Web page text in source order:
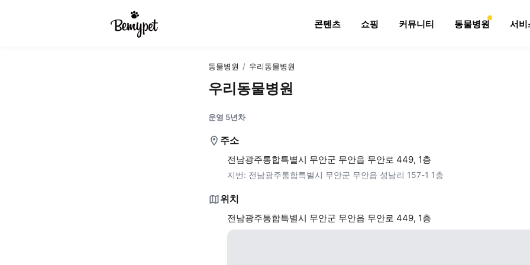
콘텐츠 쇼핑 커뮤니티 동물병원 서비
동물병원 / 우리동물병원
우리동물병원
운영 5년차
주소
전남광주통합특별시 무안군 무안읍 무안로 449, 1층
지번: 전남광주통합특별시 무안군 무안읍 성남리 157-1 1층
위치
전남광주통합특별시 무안군 무안읍 무안로 449, 1층